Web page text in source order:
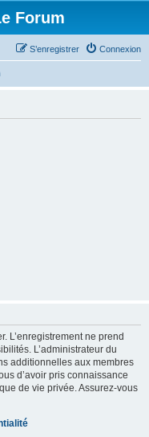
Forum
Connexion
S’enregistrer
L’enregistrement ne prend
L’administrateur du
additionnelles aux membres
d’avoir pris connaissance
de vie privée. Assurez-vous